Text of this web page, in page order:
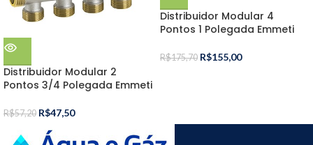
Distribuidor Modular 2
Pontos 3/4 Polegada Emmeti
R$57,20 R$47,50
Distribuidor Modular 4
Pontos 1 Polegada Emmeti
R$175,70 R$155,00